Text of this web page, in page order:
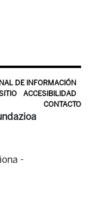
DE INFORMACIÓN
ACCESIBILIDAD
CONTACTO
-